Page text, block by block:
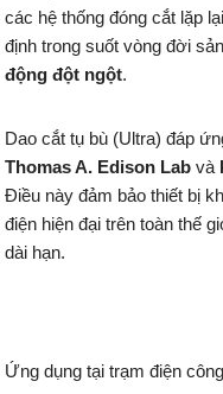
các hệ thống đóng cắt lặp
định trong suốt vòng đời
động đột ngột.
Dao cắt tụ bù (Ultra) đáp
Thomas A. Edison Lab và
Điều này đảm bảo thiết bị
điện hiện đại trên toàn thế
dài hạn.
Ứng dụng tại trạm điện